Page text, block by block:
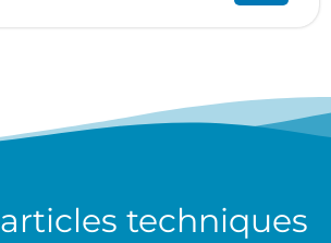
articles techniques